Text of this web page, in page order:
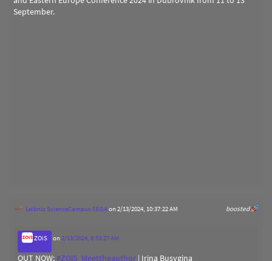
September.
boosted
Leibniz ScienceCampus EEGAon 2/13/2024, 10:37:22 AM
ZOiS on2/13/2024, 8:53:27 AM
OUT NOW:#ZOiS_Meettheauthor | Irina Busygina